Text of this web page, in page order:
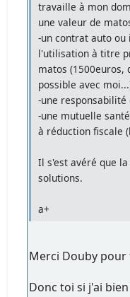
travaille à mon
une valeur de
-un contrat auto
l'utilisation à titre
matos (1500euros,
possible avec
-une
-une mutuelle
à réduction fiscale
Il s'est avéré que
solutions.
a+
Merci Douby pour
Donc toi si j'ai